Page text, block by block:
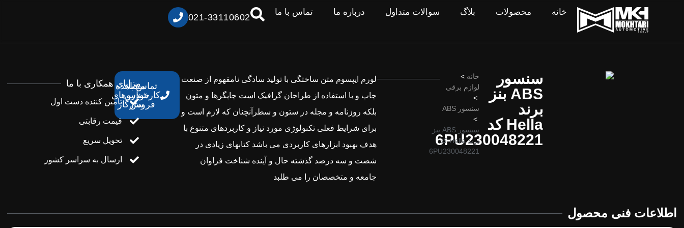
خانه محصولات بلاگ سوالات متداول درباره ما تماس با ما 021-33110602
سنسور
ABS بنز
برند
Hella کد
6PU230048221
خانه >
لوازم برقی
>
سنسور ABS
>
سنسور ABS بنز
برند Hella کد
6PU230048221
لورم ایپسوم متن ساختگی با تولید سادگی نامفهوم از صنعت
چاپ و با استفاده از طراحان گرافیک است چاپگرها و متون
بلکه روزنامه و مجله در ستون و سطرآنچنان که لازم است و
برای شرایط فعلی تکنولوژی مورد نیاز و کاربردهای متنوع با
هدف بهبود ابزارهای کاربردی می باشد کتابهای زیادی در
شصت و سه درصد گذشته حال و آینده شناخت فراوان
جامعه و متخصصان را می طلبد
تماس با
کارشناس
فروش
مشاهده
خودروهای
سازگار
مزایای همکاری با ما
تامین کننده دست اول
قیمت رقابتی
تحویل سریع
ارسال به سراسر کشور
اطلاعات فنی محصول